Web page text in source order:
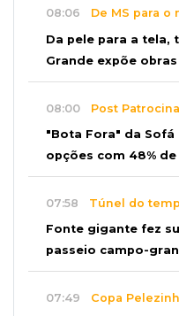
08:06 De MS para o
Da pele para a tela,
Grande expõe
08:00 Post
"Bota Fora" da
opções com 48%
07:58 Túnel do
Fonte gigante fez
passeio campo-
07:49 Copa